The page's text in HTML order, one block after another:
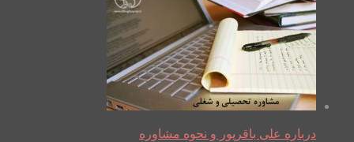
درباره علی باقرپور و نحوه مشاوره